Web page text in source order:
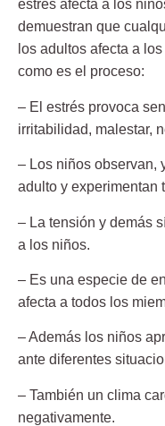
estrés afecta a los
demuestran que
los adultos afecta a
como es el proceso:
– El estrés provoca
irritabilidad, malestar,
– Los niños observan,
adulto y experimentan
– La tensión y demás
a los niños.
– Es una especie de
afecta a todos los
– Además los niños
ante diferentes
– También un clima
negativamente.